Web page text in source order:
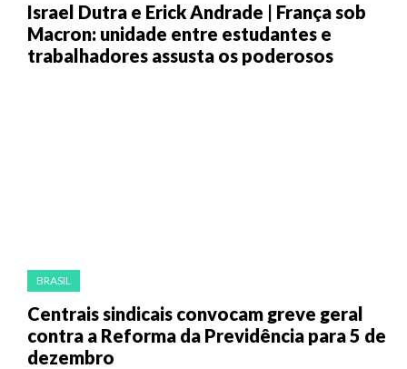
Israel Dutra e Erick Andrade | França sob
Macron: unidade entre estudantes e
trabalhadores assusta os poderosos
BRASIL
Centrais sindicais convocam greve geral
contra a Reforma da Previdência para 5 de
dezembro